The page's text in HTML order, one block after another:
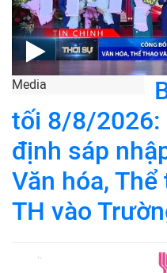
Media
tối 8/8/2026:
định sáp
Văn hóa,
TH vào